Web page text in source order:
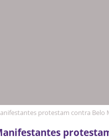
protestam contra Belo